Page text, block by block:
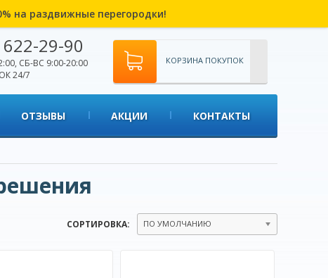
на раздвижные перегородки!
622-29-90
СБ-ВС 9:00-20:00
24/7
КОРЗИНА ПОКУПОК
ОТЗЫВЫ АКЦИИ КОНТАКТЫ
СОРТИРОВКА: ПО УМОЛЧАНИЮ